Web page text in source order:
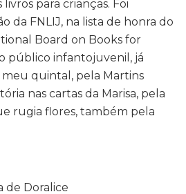
para crianças. Foi
da FNLIJ, na lista de honra do
Board on Books for
público infantojuvenil, já
quintal, pela Martins
nas cartas da Marisa, pela
rugia flores, também pela
de Doralice